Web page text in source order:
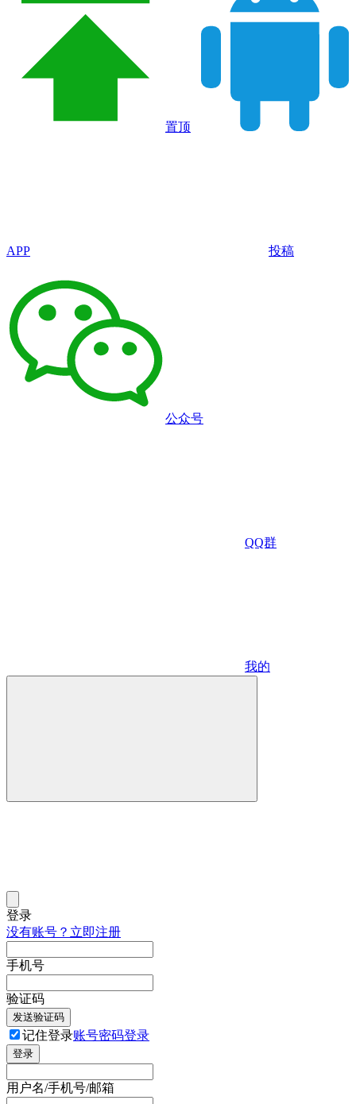
置顶
APP 投稿
公众号
QQ群
我的
登录
没有账号？立即注册
手机号
验证码
发送验证码
记住登录账号密码登录
登录
用户名/手机号/邮箱